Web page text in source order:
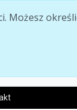
Możesz